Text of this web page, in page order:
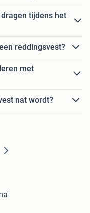
tijdens het
reddingsvest?
met
nat wordt?